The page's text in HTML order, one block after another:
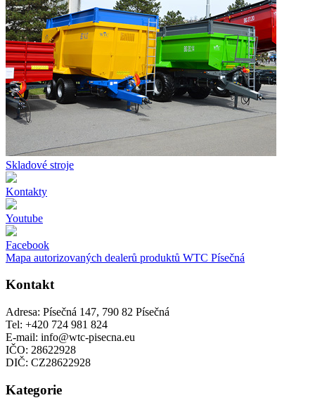
Skladové stroje
Kontakty
Youtube
Facebook
Mapa autorizovaných dealerů produktů WTC Písečná
Kontakt
Adresa: Písečná 147, 790 82 Písečná
Tel: +420 724 981 824
E-mail: info@wtc-pisecna.eu
IČO: 28622928
DIČ: CZ28622928
Kategorie